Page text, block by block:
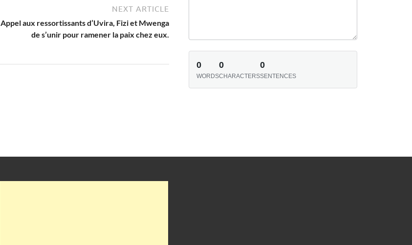
NEXT ARTICLE
Appel aux ressortissants d’Uvira, Fizi et Mwenga
de s’unir pour ramener la paix chez eux.
0
WORDS
0
CHARACTERS
0
SENTENCES